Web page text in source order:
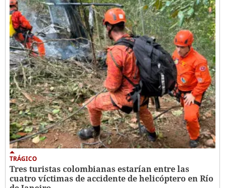
TRÁGICO
Tres turistas colombianas estarían entre las
cuatro víctimas de accidente de helicóptero en Río